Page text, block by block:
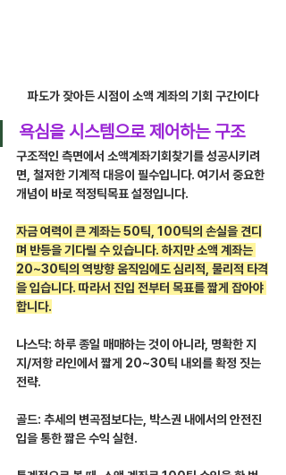
파도가 잦아든 시점이 소액 계좌의 기회 구간이다
욕심을 시스템으로 제어하는 구조
구조적인 측면에서 소액계좌기회찾기를 성공시키려
면, 철저한 기계적 대응이 필수입니다. 여기서 중요한
개념이 바로 적정틱목표 설정입니다.
자금 여력이 큰 계좌는 50틱, 100틱의 손실을 견디
며 반등을 기다릴 수 있습니다. 하지만 소액 계좌는
20~30틱의 역방향 움직임에도 심리적, 물리적 타격
을 입습니다. 따라서 진입 전부터 목표를 짧게 잡아야
합니다.
나스닥: 하루 종일 매매하는 것이 아니라, 명확한 지
지/저항 라인에서 짧게 20~30틱 내외를 확정 짓는
전략.
골드: 추세의 변곡점보다는, 박스권 내에서의 안전진
입을 통한 짧은 수익 실현.